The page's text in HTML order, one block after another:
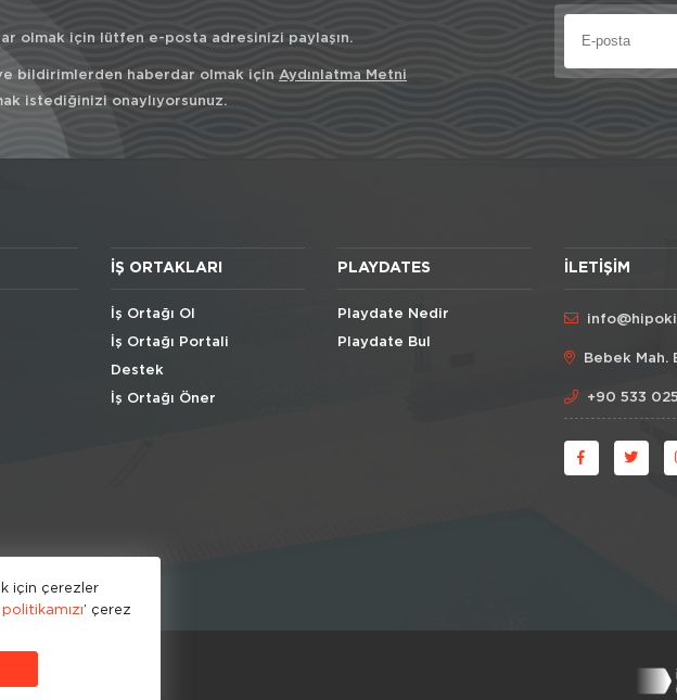
olmak için lütfen e-posta adresinizi paylaşın.
bildirimlerden haberdar olmak için Aydınlatma Metni
istediğinizi onaylıyorsunuz.
İŞ ORTAKLARI
İş Ortağı Ol
İş Ortağı Portali
Destek
İş Ortağı Öner
PLAYDATES
Playdate Nedir
Playdate Bul
İLETIŞIM
Bebek Mah.
+90 533
için çerezler
’ çerez